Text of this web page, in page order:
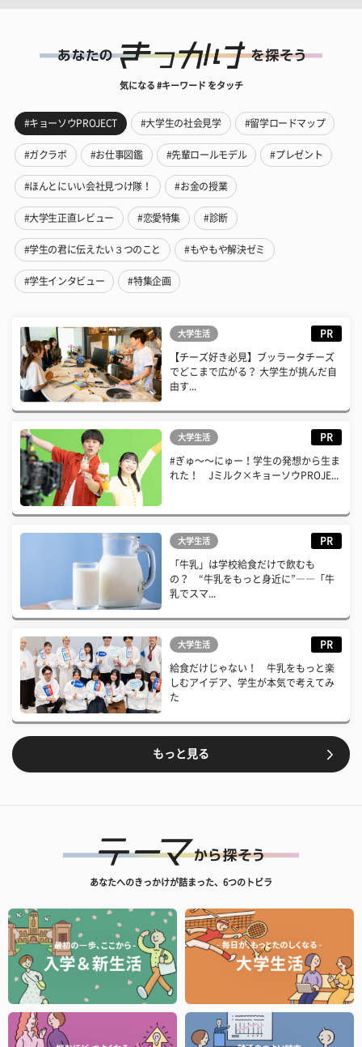
気になる #キーワード をタッチ
#キョーソウPROJECT #大学生の社会見学 #留学ロードマップ
#ガクラボ #お仕事図鑑 #先輩ロールモデル #プレゼント
#ほんとにいい会社見つけ隊！ #お金の授業
#大学生正直レビュー #恋愛特集 #診断
#学生の君に伝えたい３つのこと #もやもや解決ゼミ
#学生インタビュー #特集企画
大学生活 PR
【チーズ好き必見】ブッラータチーズ
でどこまで広がる？ 大学生が挑んだ自
由す...
大学生活 PR
#ぎゅ〜〜にゅー！学生の発想から生ま
れた！ Jミルク×キョーソウPROJE...
大学生活 PR
「牛乳」は学校給食だけで飲むも
の？ “牛乳をもっと身近に”――「牛
乳でスマ...
大学生活 PR
給食だけじゃない！ 牛乳をもっと楽
しむアイデア、学生が本気で考えてみ
た
もっと見る
あなたへのきっかけが詰まった、6つのトビラ